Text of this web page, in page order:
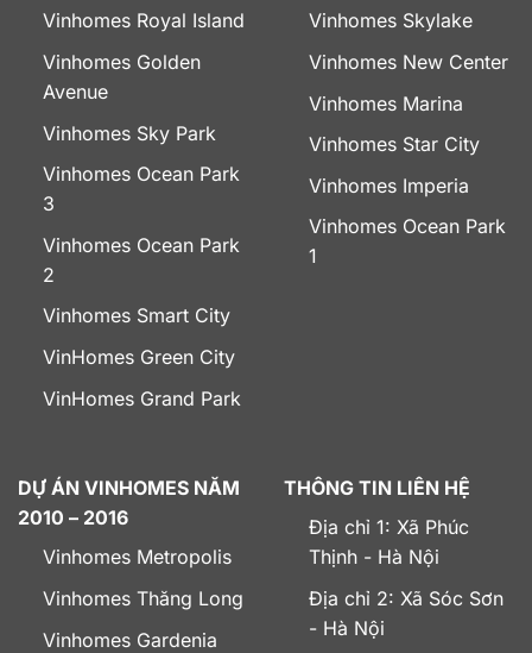
Vinhomes Royal Island
Vinhomes Golden
Avenue
Vinhomes Sky Park
Vinhomes Ocean Park
3
Vinhomes Ocean Park
2
Vinhomes Smart City
VinHomes Green City
VinHomes Grand Park
Vinhomes Skylake
Vinhomes New Center
Vinhomes Marina
Vinhomes Star City
Vinhomes Imperia
Vinhomes Ocean Park
1
DỰ ÁN VINHOMES NĂM
2010 – 2016
Vinhomes Metropolis
Vinhomes Thăng Long
Vinhomes Gardenia
THÔNG TIN LIÊN HỆ
Địa chỉ 1: Xã Phúc
Thịnh - Hà Nội
Địa chỉ 2: Xã Sóc Sơn
- Hà Nội